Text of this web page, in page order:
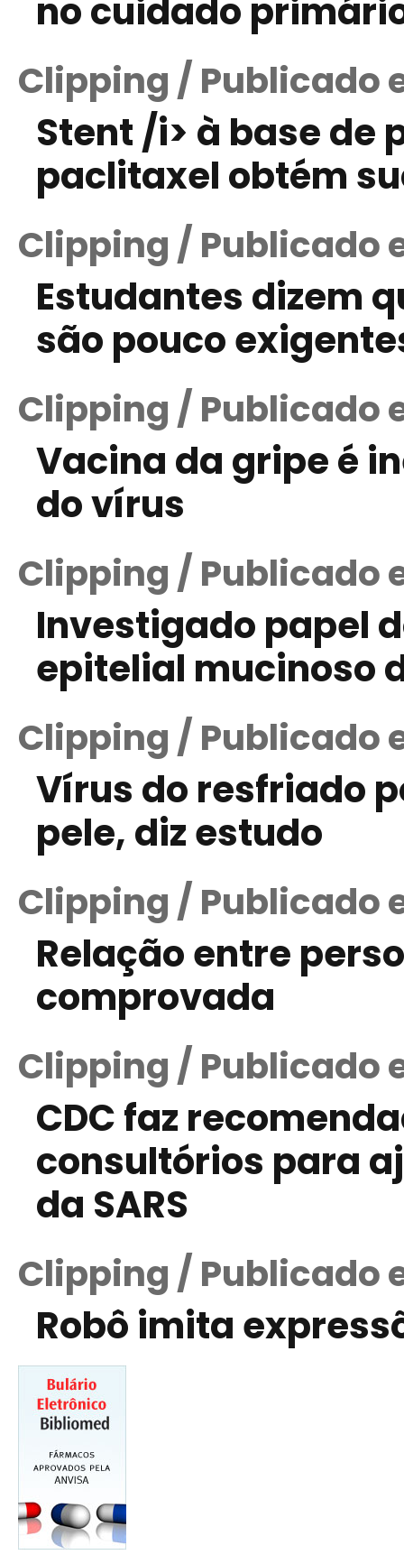
no cuidado
Clipping / Publicado
Stent /i> à base de
paclitaxel obtém
Clipping / Publicado
Estudantes dizem
são pouco
Clipping / Publicado
Vacina da gripe é
do vírus
Clipping / Publicado
Investigado papel
epitelial mucinoso
Clipping / Publicado
Vírus do resfriado
pele, diz estudo
Clipping / Publicado
Relação entre
comprovada
Clipping / Publicado
CDC faz
consultórios para
da SARS
Clipping / Publicado
Robô imita